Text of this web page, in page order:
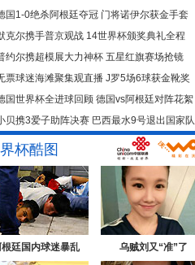
国1-0绝杀阿根廷夺冠 门将诺伊尔获金手套
克尔携手普京观战 14世界杯颁奖典礼全程
约尔携超模展大力神杯 五星红旗赛场抢镜
票球迷海滩聚集观直播 J罗5场6球获金靴奖
国世界杯全进球回顾 德国vs阿根廷对阵花絮
贝携3爱子助阵决赛 巴西最水9号退出国家队
杯酷图
廷国内球迷暴乱 乌贼刘又“准”了